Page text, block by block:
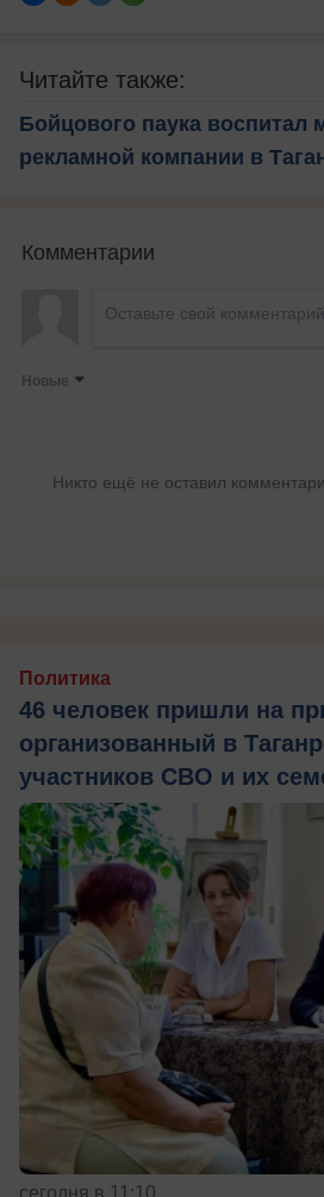
Читайте также:
Бойцового паука воспитал
рекламной компании в
Комментарии
Новые
Никто ещё не оставил
Политика
46 человек пришли на
организованный в
участников СВО и их
сегодня в 11:10